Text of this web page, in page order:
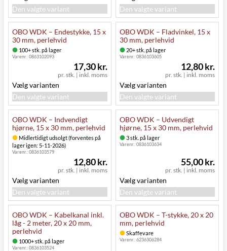
Den valgte variant
Den valgte variant
OBO WDK – Endestykke, 15 x
30 mm, perlehvid
100+ stk. på lager
Varenr.:0863102093
pr. stk. | inkl. moms
17,30 kr.
Vælg varianten
Den valgte variant
OBO WDK – Fladvinkel, 15 x
30 mm, perlehvid
20+ stk. på lager
Varenr.:0836103605
pr. stk. | inkl. moms
12,80 kr.
Vælg varianten
Den valgte variant
OBO WDK – Indvendigt
hjørne, 15 x 30 mm, perlehvid
Midlertidigt udsolgt (forventes på
lager igen: 5-11-2026)
Varenr.:0836103579
pr. stk. | inkl. moms
12,80 kr.
Vælg varianten
Den valgte variant
OBO WDK – Udvendigt
hjørne, 15 x 30 mm, perlehvid
3 stk. på lager
Varenr.:0836103634
pr. stk. | inkl. moms
55,00 kr.
Vælg varianten
Den valgte variant
OBO WDK – Kabelkanal inkl.
låg - 2 meter, 20 x 20 mm,
perlehvid
1000+ stk. på lager
Varenr.:0836103524
OBO WDK – T-stykke, 20 x 20
mm, perlehvid
Skaffevare
Varenr.:6236306284